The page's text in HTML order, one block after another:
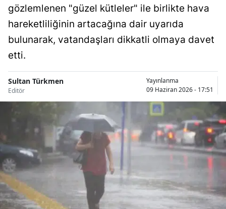
Bingöl
Bitlis
Burdur
Çanakkale
Çankırı
Denizli
Diyarbakır
gözlemlenen "güzel kütleler" ile birlikte hava
hareketliliğinin artacağına dair uyarıda
bulunarak, vatandaşları dikkatli olmaya davet
etti.
Sultan Türkmen
Editör
Yayınlanma
09 Haziran 2026 - 17:51